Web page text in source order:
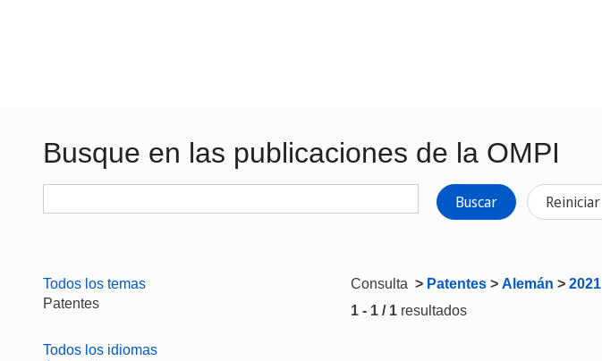
Busque en las publicaciones de la OMPI
Buscar Reiniciar
Todos los temas
Patentes
Todos los idiomas
Consulta > Patentes > Alemán > 2021
1 - 1 / 1 resultados